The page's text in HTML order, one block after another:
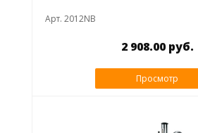
Арт. 2012NB
2 908.00 руб.
Просмотр